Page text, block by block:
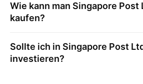
Wie kann man Singapore Post
kaufen?
Sollte ich in Singapore Post
investieren?